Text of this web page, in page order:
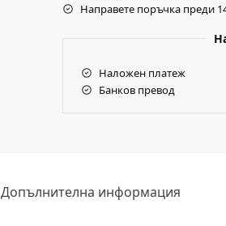
Направете поръчка преди
Наложен платеж
Банков превод
Допълнителна информация